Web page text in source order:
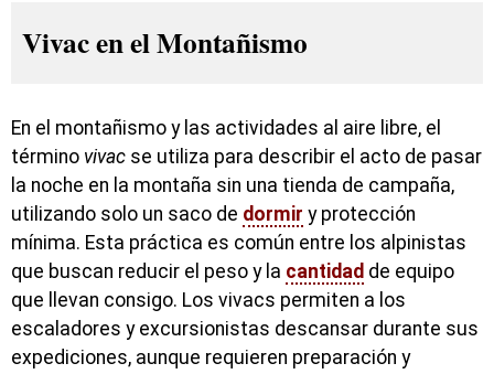
Vivac en el Montañismo
En el montañismo y las actividades al aire libre, el
término vivac se utiliza para describir el acto de pasar
la noche en la montaña sin una tienda de campaña,
utilizando solo un saco de dormir y protección
mínima. Esta práctica es común entre los alpinistas
que buscan reducir el peso y la cantidad de equipo
que llevan consigo. Los vivacs permiten a los
escaladores y excursionistas descansar durante sus
expediciones, aunque requieren preparación y